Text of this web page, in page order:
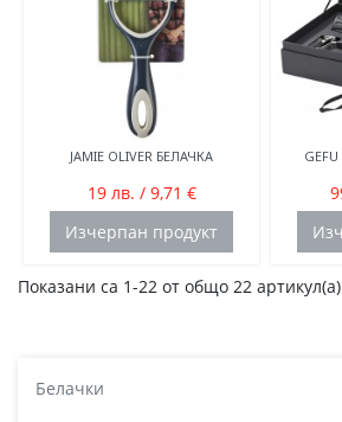
JAMIE OLIVER БЕЛАЧКА
19 лв. / 9,71 €
Изчерпан продукт
Показани са 1-22 от общо 22 артикул(а)
Белачки